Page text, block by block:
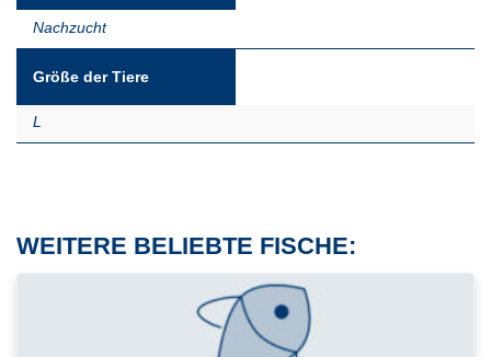
Nachzucht
Größe der Tiere
L
WEITERE BELIEBTE FISCHE: